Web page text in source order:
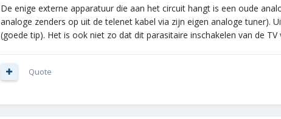
De enige externe apparatuur die aan het circuit hangt is een oude
analoge zenders op uit de telenet kabel via zijn eigen analoge tuner).
(goede tip). Het is ook niet zo dat dit parasitaire inschakelen van de
Quote